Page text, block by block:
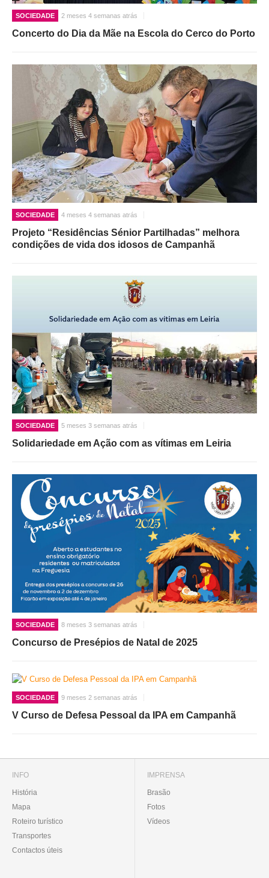
SOCIEDADE 2 meses 4 semanas atrás
Concerto do Dia da Mãe na Escola do Cerco do Porto
SOCIEDADE 4 meses 4 semanas atrás
Projeto “Residências Sénior Partilhadas” melhora
condições de vida dos idosos de Campanhã
SOCIEDADE 5 meses 3 semanas atrás
Solidariedade em Ação com as vítimas em Leiria
SOCIEDADE 8 meses 3 semanas atrás
Concurso de Presépios de Natal de 2025
SOCIEDADE 9 meses 2 semanas atrás
V Curso de Defesa Pessoal da IPA em Campanhã
INFO
História
Mapa
Roteiro turístico
Transportes
Contactos úteis
IMPRENSA
Brasão
Fotos
Vídeos